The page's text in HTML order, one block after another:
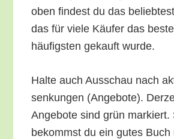
oben fin­dest du das
das für vie­le Käu­fer das
häu­figs­ten gekauft wurde.
Hal­te auch Aus­schau nach
sen­kun­gen (Ange­bo­te).
Ange­bo­te sind grün mar­kiert.
bekommst du ein gutes